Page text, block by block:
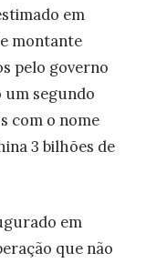
em
montante
pelo governo
um segundo
com o nome
3 bilhões de
em
que não